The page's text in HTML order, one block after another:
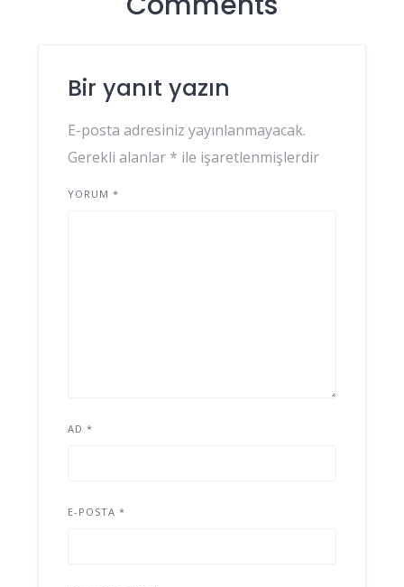
Bir yanıt yazın
E-posta adresiniz yayınlanmayacak.
Gerekli alanlar * ile işaretlenmişlerdir
YORUM *
AD *
E-POSTA *